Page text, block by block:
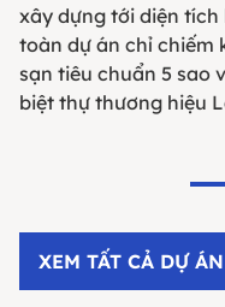
xây dựng tới diện tích
toàn dự án chỉ chiếm
sạn tiêu chuẩn 5 sao
biệt thự thương hiệu
XEM TẤT CẢ DỰ ÁN